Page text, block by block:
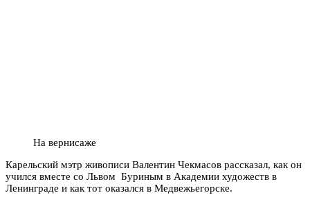
На вернисаже
Карельский мэтр живописи Валентин Чекмасов рассказал, как он
учился вместе со Львом Буриным в Академии художеств в
Ленинграде и как тот оказался в Медвежьегорске.